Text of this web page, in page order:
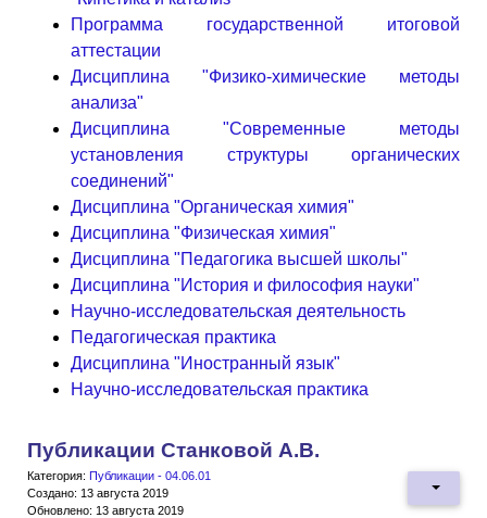
Программа государственной итоговой
аттестации
Дисциплина "Физико-химические методы
анализа"
Дисциплина "Современные методы
установления структуры органических
соединений"
Дисциплина "Органическая химия"
Дисциплина "Физическая химия"
Дисциплина "Педагогика высшей школы"
Дисциплина "История и философия науки"
Научно-исследовательская деятельность
Педагогическая практика
Дисциплина "Иностранный язык"
Научно-исследовательская практика
Публикации Станковой А.В.
Категория: Публикации - 04.06.01
Создано: 13 августа 2019
Обновлено: 13 августа 2019